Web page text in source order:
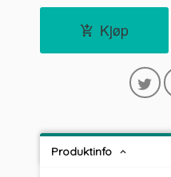
Kjøp
Produktinfo